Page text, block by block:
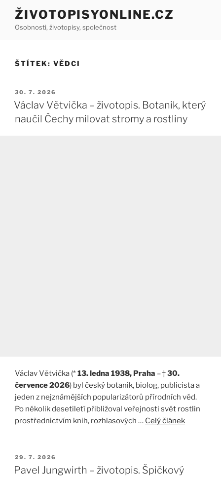
Přejít
obsahu
ŽIVOTOPISYONLINE.CZ
Osobnosti, životopisy, společnost
ŠTÍTEK: VĚDCI
PUBLIKOVÁNO
30. 7. 2026
Václav Větvička – životopis. Botanik, který
naučil Čechy milovat stromy a rostliny
Václav Větvička (*13. ledna 1938, Praha – †30.
července 2026) byl český botanik, biolog, publicista a
jeden z nejznámějších popularizátorů přírodních věd.
Po několik desetiletí přibližoval veřejnosti svět rostlin
prostřednictvím knih, rozhlasových … Celý článek
PUBLIKOVÁNO
29. 7. 2026
Pavel Jungwirth – životopis. Špičkový